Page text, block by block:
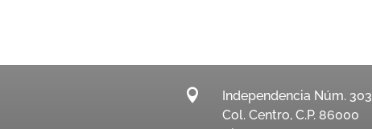

Independencia Núm. 303
Col. Centro, C.P. 86000